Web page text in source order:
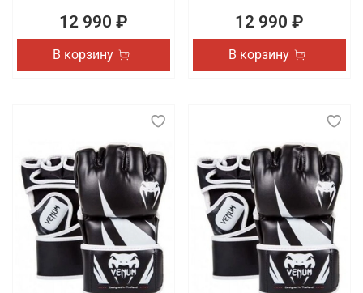
12 990 ₽
В корзину
12 990 ₽
В корзину